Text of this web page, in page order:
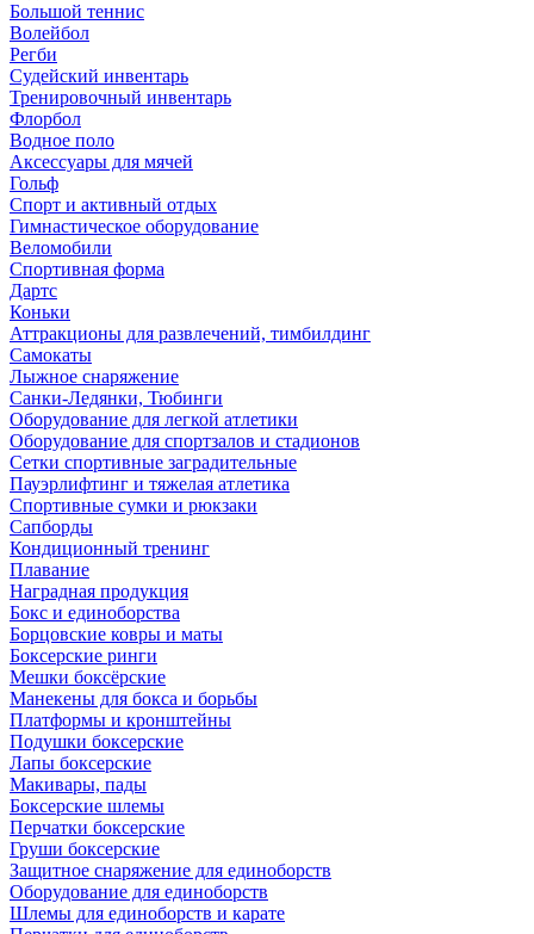
Большой теннис
Волейбол
Регби
Судейский инвентарь
Тренировочный инвентарь
Флорбол
Водное поло
Аксессуары для мячей
Гольф
Спорт и активный отдых
Гимнастическое оборудование
Веломобили
Спортивная форма
Дартс
Коньки
Аттракционы для развлечений, тимбилдинг
Самокаты
Лыжное снаряжение
Санки-Ледянки, Тюбинги
Оборудование для легкой атлетики
Оборудование для спортзалов и стадионов
Сетки спортивные заградительные
Пауэрлифтинг и тяжелая атлетика
Спортивные сумки и рюкзаки
Сапборды
Кондиционный тренинг
Плавание
Наградная продукция
Бокс и единоборства
Борцовские ковры и маты
Боксерские ринги
Мешки боксёрские
Манекены для бокса и борьбы
Платформы и кронштейны
Подушки боксерские
Лапы боксерские
Макивары, пады
Боксерские шлемы
Перчатки боксерские
Груши боксерские
Защитное снаряжение для единоборств
Оборудование для единоборств
Шлемы для единоборств и карате